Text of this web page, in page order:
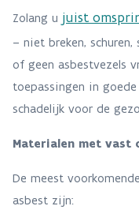
Zolang u juist
– niet breken,
of geen asbestvezels
toepassingen in
schadelijk voor de
Materialen met vast
De meest
asbest zijn: